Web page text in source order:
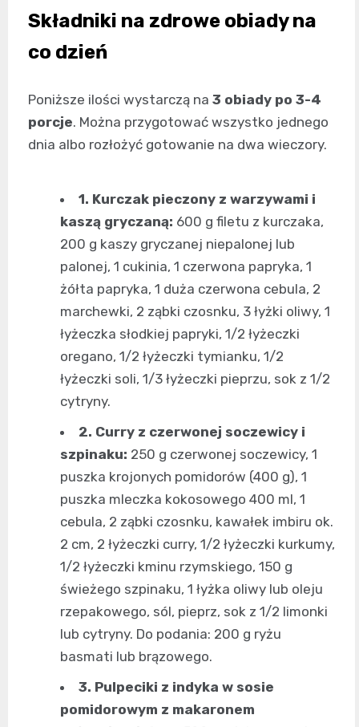
Składniki na zdrowe obiady na
co dzień
Poniższe ilości wystarczą na 3 obiady po 3-4
porcje. Można przygotować wszystko jednego
dnia albo rozłożyć gotowanie na dwa wieczory.
1. Kurczak pieczony z warzywami i
kaszą gryczaną: 600 g filetu z kurczaka,
200 g kaszy gryczanej niepalonej lub
palonej, 1 cukinia, 1 czerwona papryka, 1
żółta papryka, 1 duża czerwona cebula, 2
marchewki, 2 ząbki czosnku, 3 łyżki oliwy, 1
łyżeczka słodkiej papryki, 1/2 łyżeczki
oregano, 1/2 łyżeczki tymianku, 1/2
łyżeczki soli, 1/3 łyżeczki pieprzu, sok z 1/2
cytryny.
2. Curry z czerwonej soczewicy i
szpinaku: 250 g czerwonej soczewicy, 1
puszka krojonych pomidorów (400 g), 1
puszka mleczka kokosowego 400 ml, 1
cebula, 2 ząbki czosnku, kawałek imbiru ok.
2 cm, 2 łyżeczki curry, 1/2 łyżeczki kurkumy,
1/2 łyżeczki kminu rzymskiego, 150 g
świeżego szpinaku, 1 łyżka oliwy lub oleju
rzepakowego, sól, pieprz, sok z 1/2 limonki
lub cytryny. Do podania: 200 g ryżu
basmati lub brązowego.
3. Pulpeciki z indyka w sosie
pomidorowym z makaronem